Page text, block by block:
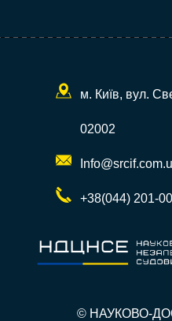
м. Київ, вул.
02002
+38(044) 201-
© НАУКОВО-